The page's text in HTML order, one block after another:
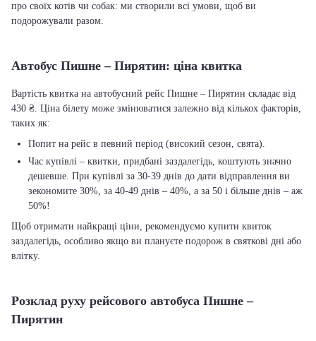
про своїх котів чи собак: ми створили всі умови, щоб ви
подорожували разом.
Автобус Пишне – Пирятин: ціна квитка
Вартість квитка на автобусний рейс Пишне – Пирятин складає від
430 ₴. Ціна білету може змінюватися залежно від кількох факторів,
таких як:
Попит на рейс в певний період (високий сезон, свята).
Час купівлі – квитки, придбані заздалегідь, коштують значно
дешевше. При купівлі за 30-39 днів до дати відправлення ви
зекономите 30%, за 40-49 днів – 40%, а за 50 і більше днів – аж
50%!
Щоб отримати найкращі ціни, рекомендуємо купити квиток
заздалегідь, особливо якщо ви плануєте подорож в святкові дні або
влітку.
Розклад руху рейсового автобуса Пишне –
Пирятин